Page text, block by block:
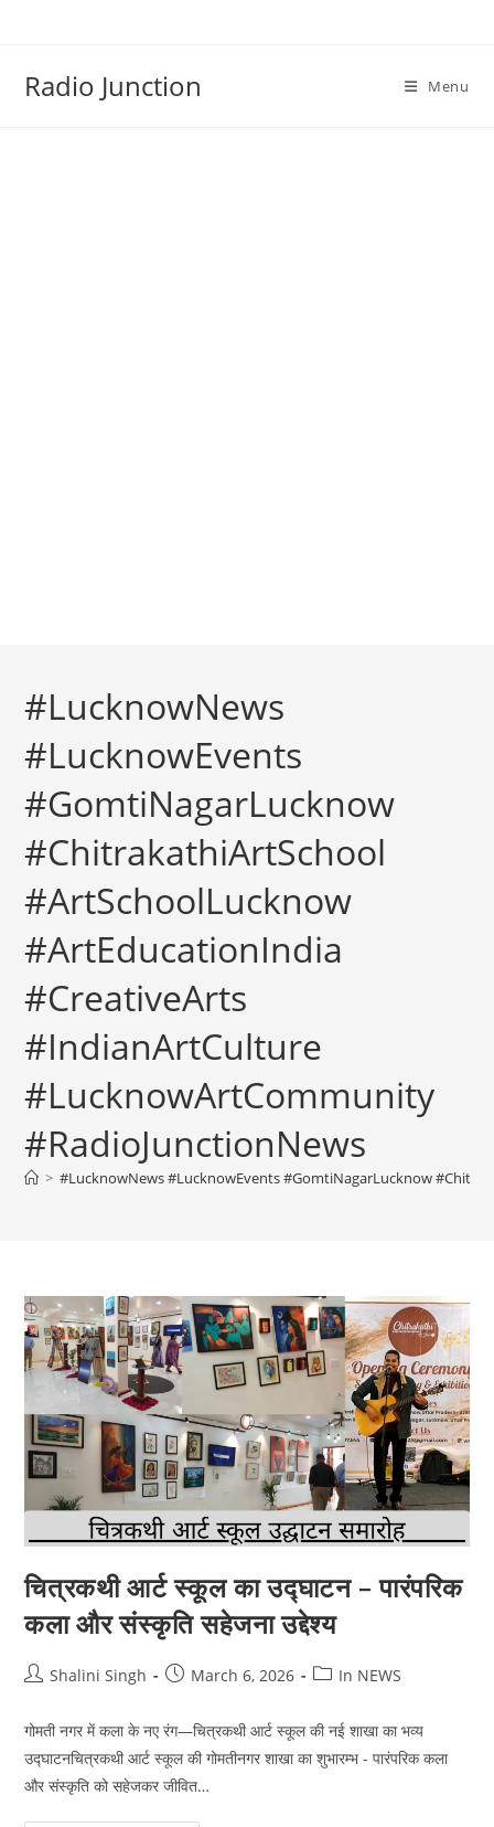
Radio Junction Menu
#LucknowNews
#LucknowEvents
#GomtiNagarLucknow
#ChitrakathiArtSchool
#ArtSchoolLucknow
#ArtEducationIndia
#CreativeArts
#IndianArtCulture
#LucknowArtCommunity
#RadioJunctionNews
> #LucknowNews #LucknowEvents #GomtiNagarLucknow
चित्रकथी आर्ट स्कूल का उद्घाटन – पारंपरिक
कला और संस्कृति सहेजना उद्देश्य
PostShalini Singh
PostMarch 6, 2026
PostIn NEWS
गोमती नगर में कला के नए रंग—चित्रकथी आर्ट स्कूल की नई शाखा का भव्य
उद्घाटनचित्रकथी आर्ट स्कूल की गोमतीनगर शाखा का शुभारम्भ - पारंपरिक कला
और संस्कृति को सहेजकर जीवित…